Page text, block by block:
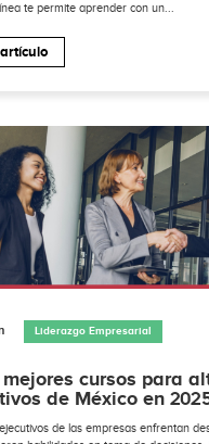
te permite aprender con un...
Liderazgo Empresarial
mejores cursos para
de México en
de las empresas enfrentan